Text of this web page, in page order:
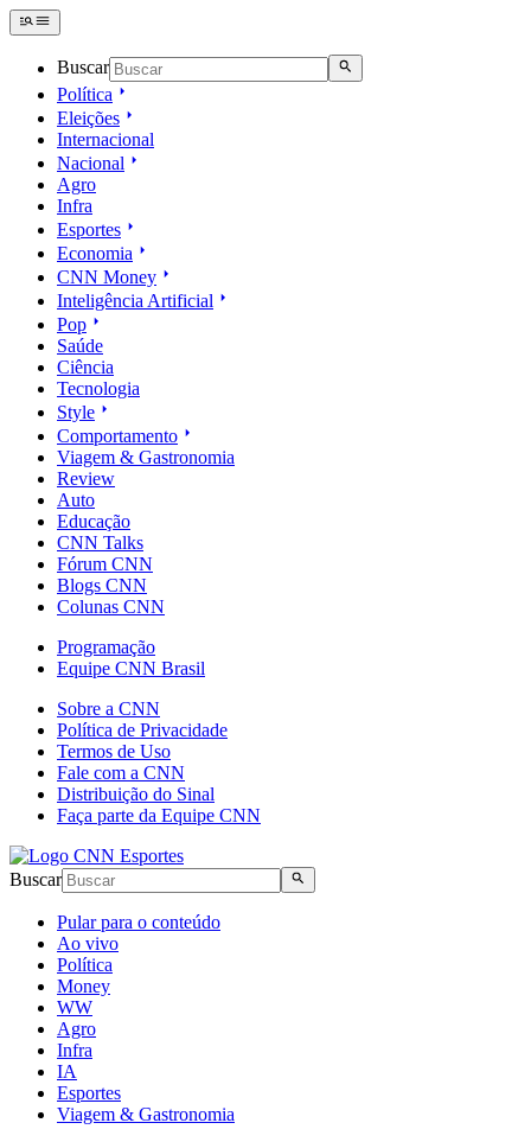
Buscar
Política
Eleições
Internacional
Nacional
Agro
Infra
Esportes
Economia
CNN Money
Inteligência Artificial
Pop
Saúde
Ciência
Tecnologia
Style
Comportamento
Viagem & Gastronomia
Review
Auto
Educação
CNN Talks
Fórum CNN
Blogs CNN
Colunas CNN
Programação
Equipe CNN Brasil
Sobre a CNN
Política de Privacidade
Termos de Uso
Fale com a CNN
Distribuição do Sinal
Faça parte da Equipe CNN
Buscar
Pular para o conteúdo
Ao vivo
Política
Money
WW
Agro
Infra
IA
Esportes
Viagem & Gastronomia